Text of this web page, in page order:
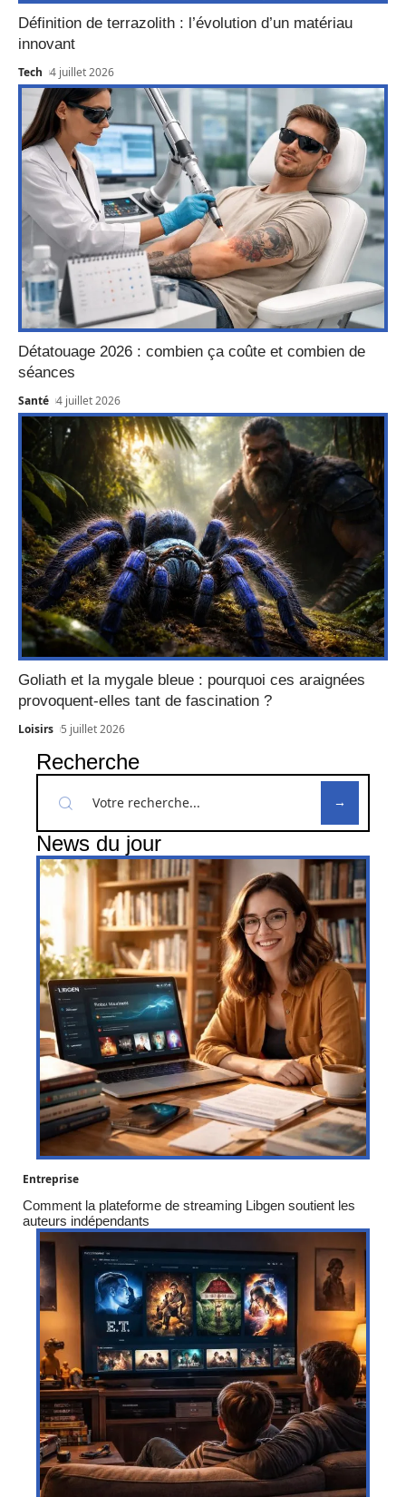
Définition de terrazolith : l’évolution d’un matériau
innovant
Tech 4 juillet 2026
Détatouage 2026 : combien ça coûte et combien de
séances
Santé 4 juillet 2026
Goliath et la mygale bleue : pourquoi ces araignées
provoquent-elles tant de fascination ?
Loisirs 5 juillet 2026
Recherche
News du jour
Entreprise
Comment la plateforme de streaming Libgen soutient les
auteurs indépendants